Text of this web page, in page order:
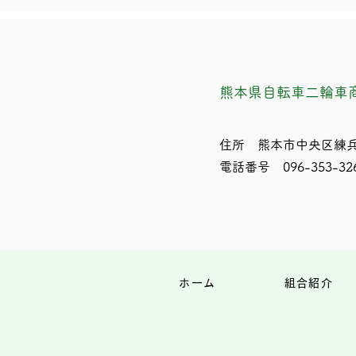
熊本県自転車二輪車
住所 熊本市中央区練
電話番号 096-353-
ホーム 組合紹介